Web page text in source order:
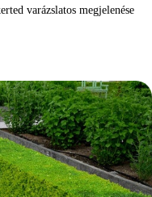
varázslatos megjelenése